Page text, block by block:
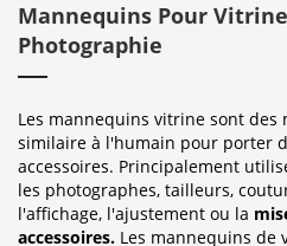
Mannequins Pour
Photographie
Les mannequins vitrine sont
similaire à l'humain pour porter
accessoires. Principalement
les photographes, tailleurs,
l'affichage, l'ajustement ou la
accessoires. Les mannequins de